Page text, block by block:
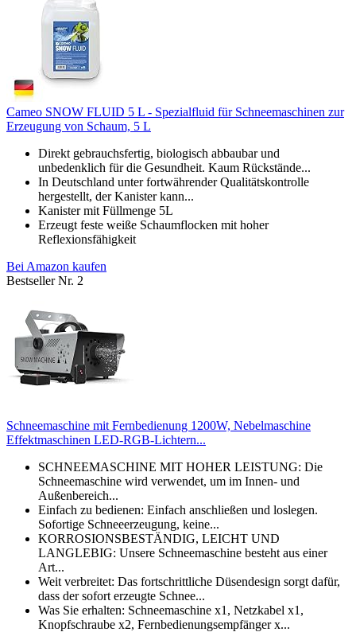
Cameo SNOW FLUID 5 L - Spezialfluid für Schneemaschinen zur
Erzeugung von Schaum, 5 L
Direkt gebrauchsfertig, biologisch abbaubar und
unbedenklich für die Gesundheit. Kaum Rückstände...
In Deutschland unter fortwährender Qualitätskontrolle
hergestellt, der Kanister kann...
Kanister mit Füllmenge 5L
Erzeugt feste weiße Schaumflocken mit hoher
Reflexionsfähigkeit
Bei Amazon kaufen
Bestseller Nr. 2
Schneemaschine mit Fernbedienung 1200W, Nebelmaschine
Effektmaschinen LED-RGB-Lichtern...
SCHNEEMASCHINE MIT HOHER LEISTUNG: Die
Schneemaschine wird verwendet, um im Innen- und
Außenbereich...
Einfach zu bedienen: Einfach anschließen und loslegen.
Sofortige Schneeerzeugung, keine...
KORROSIONSBESTÄNDIG, LEICHT UND
LANGLEBIG: Unsere Schneemaschine besteht aus einer
Art...
Weit verbreitet: Das fortschrittliche Düsendesign sorgt dafür,
dass der sofort erzeugte Schnee...
Was Sie erhalten: Schneemaschine x1, Netzkabel x1,
Knopfschraube x2, Fernbedienungsempfänger x...